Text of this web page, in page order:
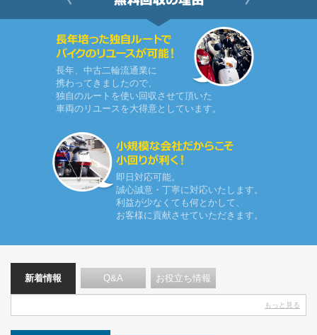
長年、中古二輪流通業に
携わってきましたので、
独自のルートを使い回収させて頂いた
車両のリユースを大得意としています。
即日対応可能。
誠心誠意・丁寧に対応いたします。
利益が少なくても何とかして、
お客様に貢献させていただきます。
新着情報 Q&A お役立ち情報
もっと見る